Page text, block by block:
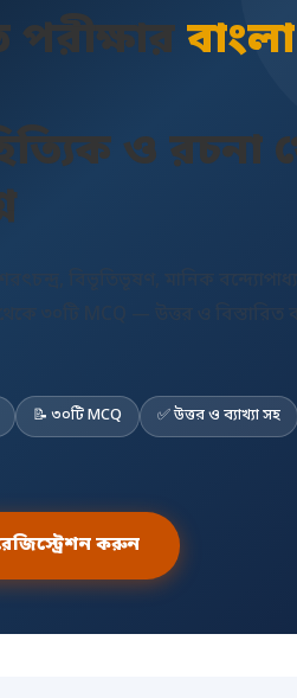
পরীক্ষার
ও রচনা
📝 ৩০টি MCQ ✅ উত্তর ও ব্যাখ্যা সহ
করুন